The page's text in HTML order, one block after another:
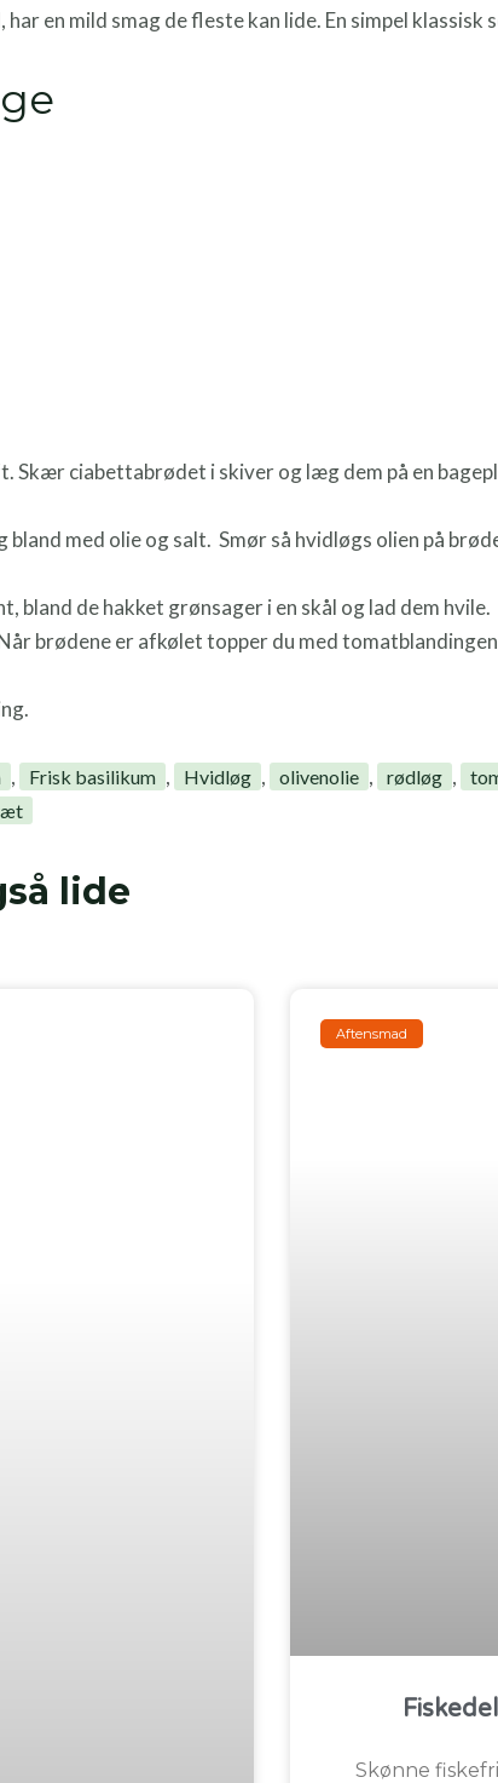
en mild smag de fleste kan lide. En simpel klassisk
Skær ciabettabrødet i skiver og læg dem på en
med olie og salt. Smør så hvidløgs olien på
bland de hakket grønsager i en skål og lad dem hvile.
brødene er afkølet topper du med tomatblandingen
, Frisk basilikum , Hvidløg , olivenolie , rødløg ,
lide
Aftensmad
Skønne